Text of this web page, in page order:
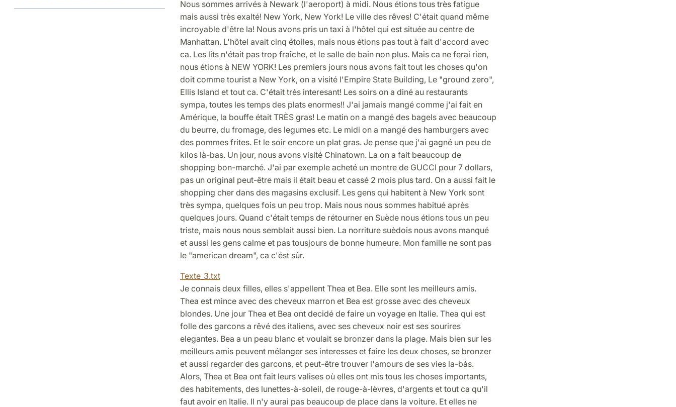
Nous sommes arrivés à Newark (l'aeroport) à midi. Nous étions tous très fatigue
mais aussi très exalté! New York, New York! Le ville des rêves! C'était quand même
incroyable d'être la! Nous avons pris un taxi à l'hôtel qui est située au centre de
Manhattan. L'hôtel avait cinq étoiles, mais nous étions pas tout à fait d'accord avec
ca. Les lits n'était pas trop fraîche, et le salle de bain non plus. Mais ca ne ferai rien,
nous étions à NEW YORK! Les premiers jours nous avons fait tout les choses qu'on
doit comme tourist a New York, on a visité l'Empire State Building, Le "ground zero",
Ellis Island et tout ca. C'était très interesant! Les soirs on a diné au restaurants
sympa, toutes les temps des plats enormes!! J'ai jamais mangé comme j'ai fait en
Amérique, la bouffe était TRÈS gras! Le matin on a mangé des bagels avec beaucoup
du beurre, du fromage, des legumes etc. Le midi on a mangé des hamburgers avec
des pommes frites. Et le soir encore un plat gras. Je pense que j'ai gagné un peu de
kilos là-bas. Un jour, nous avons visité Chinatown. La on a fait beaucoup de
shopping bon-marché. J'ai par exemple acheté un montre de GUCCI pour 7 dollars,
pas un original peut-être mais il était beau et cassé 2 mois plus tard. On a aussi fait le
shopping cher dans des magasins exclusif. Les gens qui habitent à New York sont
très sympa, quelques fois un peu trop. Mais nous nous sommes habitué après
quelques jours. Quand c'était temps de rétourner en Suède nous étions tous un peu
triste, mais nous nous semblait aussi bien. La norriture suèdois nous avons manqué
et aussi les gens calme et pas tousjours de bonne humeure. Mon famille ne sont pas
le "american dream", ca c'ést sûr.
Texte_3.txt
Je connais deux filles, elles s'appellent Thea et Bea. Elle sont les meilleurs amis.
Thea est mince avec des cheveux marron et Bea est grosse avec des cheveux
blondes. Une jour Thea et Bea ont decidé de faire un voyage en Italie. Thea qui est
folle des garcons a rêvé des italiens, avec ses cheveux noir est ses sourires
elegantes. Bea a un peau blanc et voulait se bronzer dans la plage. Mais bien sur les
meilleurs amis peuvent mélanger ses interesses et faire les deux choses, se bronzer
et aussi regarder des garcons, et peut-être trouver l'amours de ses vies la-bás.
Alors, Thea et Bea ont fait leurs valises où elles ont mis tous les choses importants,
des habitements, des lunettes-à-soleil, de rouge-à-lèvres, d'argents et tout ca qu'il
faut avoir en Italie. Il n'y aurai pas beaucoup de place dans la voiture. Et elles ne